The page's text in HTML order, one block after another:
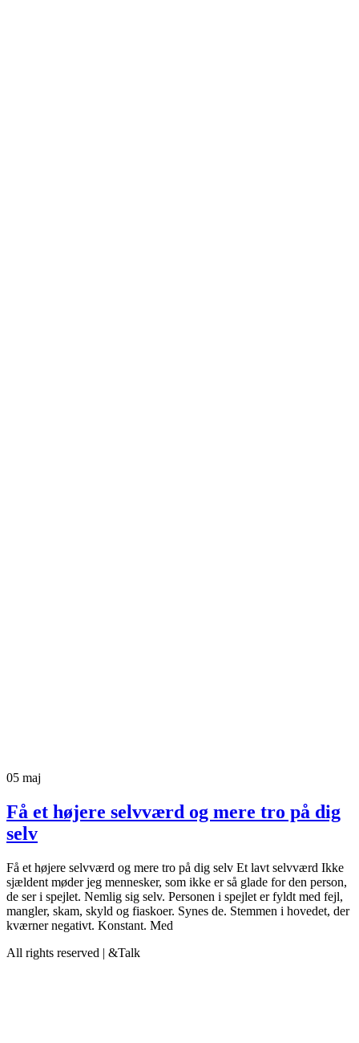
05 maj
Få et højere selvværd og mere tro på dig
selv
Få et højere selvværd og mere tro på dig selv Et lavt selvværd Ikke
sjældent møder jeg mennesker, som ikke er så glade for den person,
de ser i spejlet. Nemlig sig selv. Personen i spejlet er fyldt med fejl,
mangler, skam, skyld og fiaskoer. Synes de. Stemmen i hovedet, der
kværner negativt. Konstant. Med
All rights reserved | &Talk